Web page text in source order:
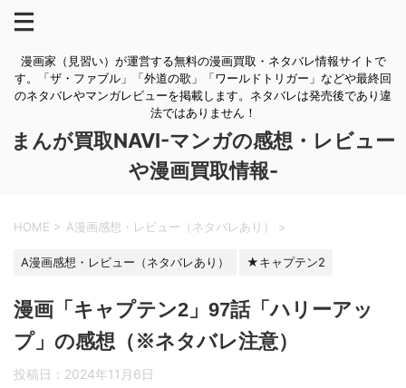
漫画家（見習い）が運営する無料の漫画買取・ネタバレ情報サイトで
す。「ザ・ファブル」「外道の歌」「ワールドトリガー」などや最終回
のネタバレやマンガレビューを掲載します。ネタバレは発売後であり違
法ではありません！
まんが買取NAVI-マンガの感想・レビュー
や漫画買取情報-
HOME > A漫画感想・レビュー（ネタバレあり） >
A漫画感想・レビュー（ネタバレあり） ★キャプテン2
漫画「キャプテン2」97話「ハリーアッ
プ」の感想（※ネタバレ注意）
投稿日： 2024年11月6日